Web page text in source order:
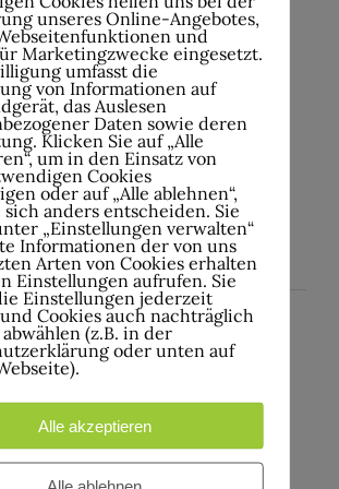
– Rebecca King
Kulturzentrum e.V. im
Kaiserstr. 1, Hagen-
Deutschland
– Winding Path
, 18:00
Kulturzentrum e.V. im
unseres Online-Angebotes,
und
Marketingzwecke eingesetzt.
umfasst die
von Informationen auf
das Auslesen
Daten sowie deren
Klicken Sie auf „Alle
um in den Einsatz von
Cookies
oder auf „Alle ablehnen“,
sich anders entscheiden. Sie
„Einstellungen verwalten“
Informationen der von uns
Arten von Cookies erhalten
Einstellungen aufrufen. Sie
Einstellungen jederzeit
Cookies auch nachträglich
(z.B. in der
oder unten auf
Alle akzeptieren
Alle ablehnen